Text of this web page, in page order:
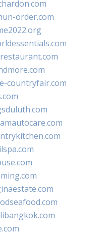
order.com
countryfair.com